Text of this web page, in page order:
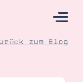
zum Blog